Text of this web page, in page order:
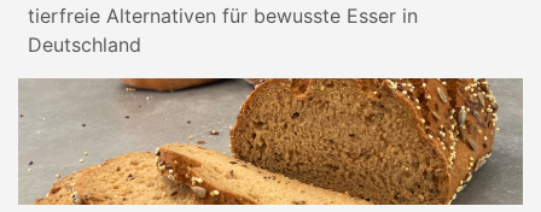
tierfreie Alternativen für bewusste Esser in
Deutschland